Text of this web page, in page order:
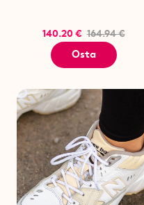
140.20 € 164.94 €
Osta